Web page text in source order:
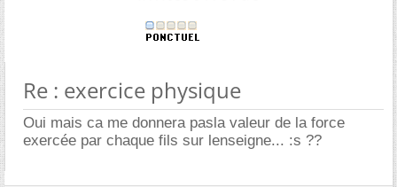
Re : exercice physique
Oui mais ca me donnera pasla valeur de la force
exercée par chaque fils sur lenseigne... :s ??